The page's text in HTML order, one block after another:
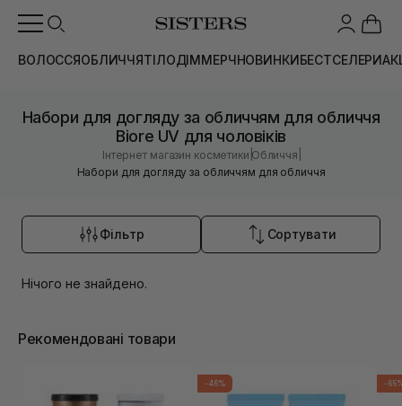
ВОЛОССЯОБЛИЧЧЯТІЛОДІММЕРЧНОВИНКИБЕСТСЕЛЕРИ
Набори для догляду за обличчям для обличчя
Biore UV для чоловіків
Інтернет магазин косметики |Обличчя
Набори для догляду за обличчям для обличчя
Фільтр Сортувати
Нічого не знайдено.
Рекомендовані товари
-46% -